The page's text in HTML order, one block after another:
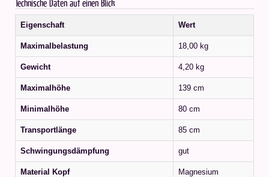
Technische Daten auf einen Blick
Eigenschaft Wert
Maximalbelastung 18,00 kg
Gewicht 4,20 kg
Maximalhöhe 139 cm
Minimalhöhe 80 cm
Transportlänge 85 cm
Schwingungsdämpfung gut
Material Kopf Magnesium